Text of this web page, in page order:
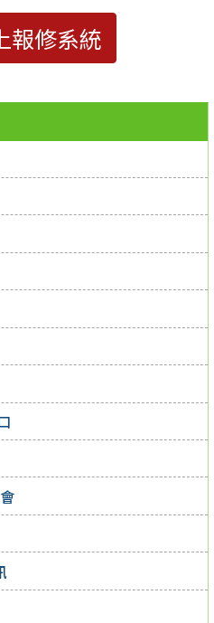
報修系統